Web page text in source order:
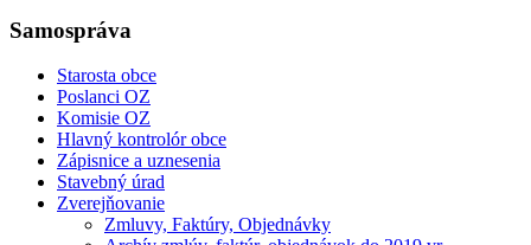
Samospráva
Starosta obce
Poslanci OZ
Komisie OZ
Hlavný kontrolór obce
Zápisnice a uznesenia
Stavebný úrad
Zverejňovanie
Zmluvy, Faktúry, Objednávky